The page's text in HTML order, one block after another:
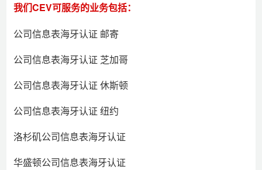
我们CEV可服务的业务包括：
公司信息表海牙认证 邮寄
公司信息表海牙认证 芝加哥
公司信息表海牙认证 休斯顿
公司信息表海牙认证 纽约
洛杉矶公司信息表海牙认证
华盛顿公司信息表海牙认证